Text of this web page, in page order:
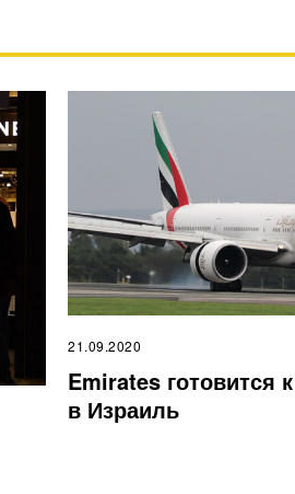
21.09.2020
Emirates готовится
в Израиль